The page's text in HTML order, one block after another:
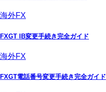
海外FX
FXGT IB変更手続き完全ガイド
海外FX
FXGT電話番号変更手続き完全ガイド